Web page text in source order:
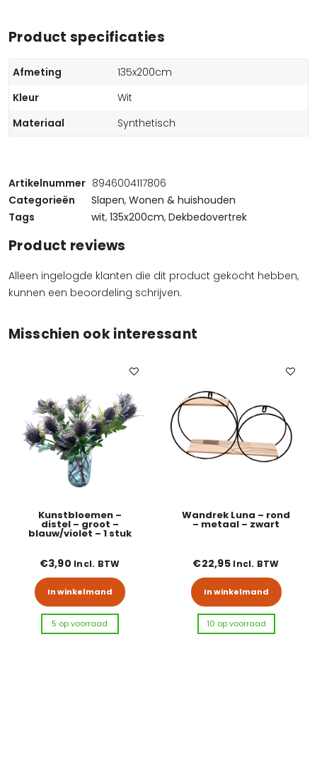
Product specificaties
Afmeting
135x200cm
Kleur
Wit
Materiaal
Synthetisch
Artikelnummer 8946004117806
Categorieën
Slapen, Wonen & huishouden
Tags
wit, 135x200cm, Dekbedovertrek
Product reviews
Alleen ingelogde klanten die dit product gekocht hebben,
kunnen een beoordeling schrijven.
Misschien ook interessant
Kunstbloemen –
distel – groot –
blauw/violet – 1 stuk
€3,90 Incl. BTW
In winkelmand
5 op voorraad
Wandrek Luna – rond
– metaal – zwart
€22,95 Incl. BTW
In winkelmand
10 op voorraad